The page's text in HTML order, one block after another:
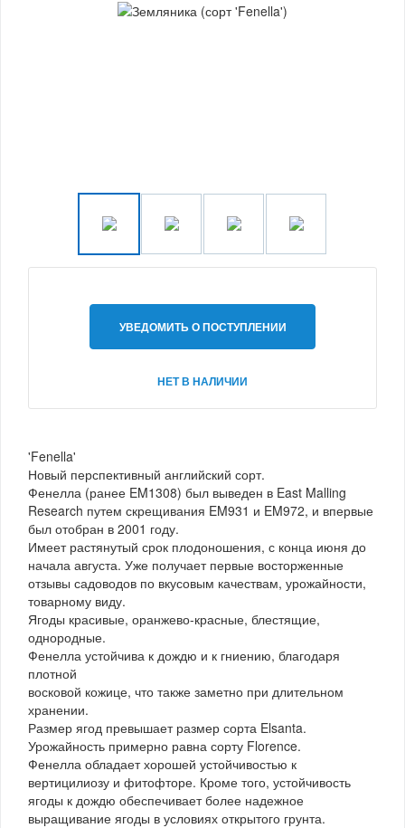
УВЕДОМИТЬ О ПОСТУПЛЕНИИ
НЕТ В НАЛИЧИИ
'Fenella'
Новый перспективный английский сорт.
Фенелла (ранее EM1308) был выведен в East Malling
Research путем скрещивания EM931 и EM972, и впервые
был отобран в 2001 году.
Имеет растянутый срок плодоношения, с конца июня до
начала августа. Уже получает первые восторженные
отзывы садоводов по вкусовым качествам, урожайности,
товарному виду.
Ягоды красивые, оранжево-красные, блестящие,
однородные.
Фенелла устойчива к дождю и к гниению, благодаря
плотной
восковой кожице, что также заметно при длительном
хранении.
Размер ягод превышает размер сорта Elsanta.
Урожайность примерно равна сорту Florence.
Фенелла обладает хорошей устойчивостью к
вертицилиозу и фитофторе. Кроме того, устойчивость
ягоды к дождю обеспечивает более надежное
выращивание ягоды в условиях открытого грунта.